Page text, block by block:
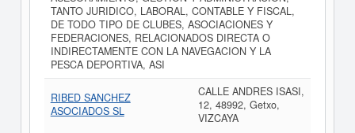
TANTO JURIDICO, LABORAL, CONTABLE Y FISCAL,
DE TODO TIPO DE CLUBES, ASOCIACIONES Y
FEDERACIONES, RELACIONADOS DIRECTA O
INDIRECTAMENTE CON LA NAVEGACION Y LA
PESCA DEPORTIVA, ASI
RIBED SANCHEZ
ASOCIADOS SL
CALLE ANDRES ISASI,
12, 48992, Getxo,
VIZCAYA